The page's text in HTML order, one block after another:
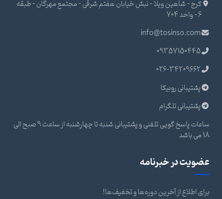
کرج - شاهین ویلا - نبش خیابان هفتم شرقی - مجتمع مهرگان - طبقه
6 - واحد 704
info@tosinso.com
09357150445
026-34209662
پشتیبانی روبیکا
پشتیبانی تلگرام
ساعات پاسخ گویی تلفنی و پشتیبانی شنبه تا چهارشنبه از ساعت 9 صبح الی
18 می باشد
عضویت در خبرنامه
برای اطلاع از آخرین دوره‌ها و تخفیف‌ها!